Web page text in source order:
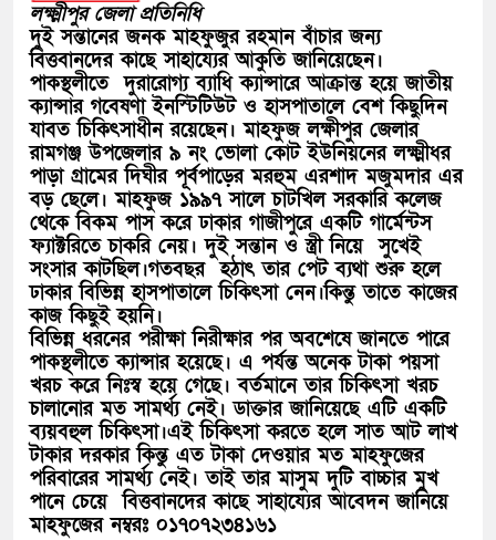
লক্ষ্মীপুর জেলা প্রতিনিধি
দুই সন্তানের জনক মাহফুজুর রহমান বাঁচার জন্য
বিত্তবানদের কাছে সাহায্যের আকুতি জানিয়েছেন।
পাকস্থলীতে দুরারোগ্য ব্যাধি ক্যান্সারে আক্রান্ত হয়ে জাতীয়
ক্যান্সার গবেষণা ইনস্টিটিউট ও হাসপাতালে বেশ কিছুদিন
যাবত চিকিৎসাধীন রয়েছেন। মাহফুজ লক্ষীপুর জেলার
রামগঞ্জ উপজেলার ৯ নং ভোলা কোট ইউনিয়নের লক্ষ্মীধর
পাড়া গ্রামের দিঘীর পূর্বপাড়ের মরহুম এরশাদ মজুমদার এর
বড় ছেলে। মাহফুজ ১৯৯৭ সালে চাটখিল সরকারি কলেজ
থেকে বিকম পাস করে ঢাকার গাজীপুরে একটি গার্মেন্টস
ফ্যাক্টরিতে চাকরি নেয়। দুই সন্তান ও স্ত্রী নিয়ে সুখেই
সংসার কাটছিল।গতবছর হঠাৎ তার পেট ব্যথা শুরু হলে
ঢাকার বিভিন্ন হাসপাতালে চিকিৎসা নেন।কিন্তু তাতে কাজের
কাজ কিছুই হয়নি।
বিভিন্ন ধরনের পরীক্ষা নিরীক্ষার পর অবশেষে জানতে পারে
পাকস্থলীতে ক্যান্সার হয়েছে। এ পর্যন্ত অনেক টাকা পয়সা
খরচ করে নিঃস্ব হয়ে গেছে। বর্তমানে তার চিকিৎসা খরচ
চালানোর মত সামর্থ্য নেই। ডাক্তার জানিয়েছে এটি একটি
ব্যয়বহুল চিকিৎসা।এই চিকিৎসা করতে হলে সাত আট লাখ
টাকার দরকার কিন্তু এত টাকা দেওয়ার মত মাহফুজের
পরিবারের সামর্থ্য নেই। তাই তার মাসুম দুটি বাচ্চার মুখ
পানে চেয়ে বিত্তবানদের কাছে সাহায্যের আবেদন জানিয়ে
মাহফুজের নম্বরঃ ০১৭০৭২৩৪১৬১